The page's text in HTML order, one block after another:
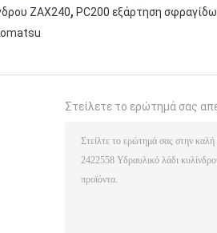
ZAX240, PC200 εξάρτηση
Στείλετε το ερώτημά σας